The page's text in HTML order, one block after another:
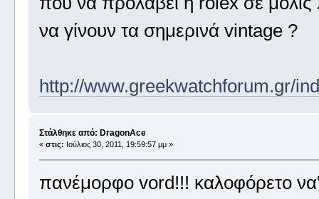
να γίνουν τα σημερινά vintage ?
http://www.greekwatchforum.gr/
Στάλθηκε από: DragonAce
« στις: Ιούλιος 30, 2011, 19:59:57 μμ »
πανέμορφο vord!!! καλοφόρετο